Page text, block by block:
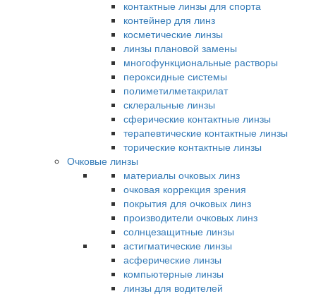
контактные линзы для спорта
контейнер для линз
косметические линзы
линзы плановой замены
многофункциональные растворы
пероксидные системы
полиметилметакрилат
склеральные линзы
сферические контактные линзы
терапевтические контактные линзы
торические контактные линзы
Очковые линзы
материалы очковых линз
очковая коррекция зрения
покрытия для очковых линз
производители очковых линз
солнцезащитные линзы
астигматические линзы
асферические линзы
компьютерные линзы
линзы для водителей